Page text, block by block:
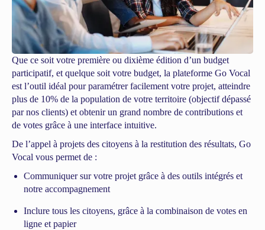
Que ce soit votre première ou dixième édition d’un budget
participatif, et quelque soit votre budget, la plateforme Go Vocal
est l’outil idéal pour paramétrer facilement votre projet, atteindre
plus de 10% de la population de votre territoire (objectif dépassé
par nos clients) et obtenir un grand nombre de contributions et
de votes grâce à une interface intuitive.
De l’appel à projets des citoyens à la restitution des résultats, Go
Vocal vous permet de :
Communiquer sur votre projet grâce à des outils intégrés et
notre accompagnement
Inclure tous les citoyens, grâce à la combinaison de votes en
ligne et papier